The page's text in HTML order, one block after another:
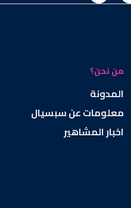
من نحن؟
المدونة
معلومات عن سبسيال
اخبار المشاهير